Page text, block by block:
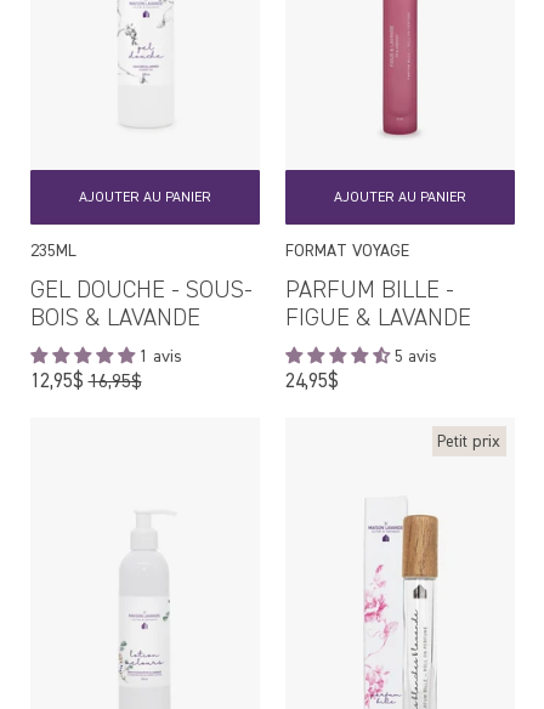
AJOUTER AU PANIER
235ML
GEL DOUCHE - SOUS-
BOIS & LAVANDE
1 avis
12,95$Prix
16,95$
AJOUTER AU PANIER
FORMAT VOYAGE
PARFUM BILLE -
FIGUE & LAVANDE
5 avis
24,95$Prix
Petit prix